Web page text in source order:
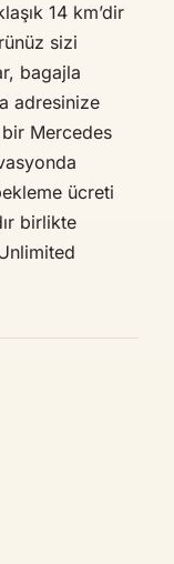
14 km’dir
sizi
bagajla
adresinize
Mercedes
ücreti
birlikte